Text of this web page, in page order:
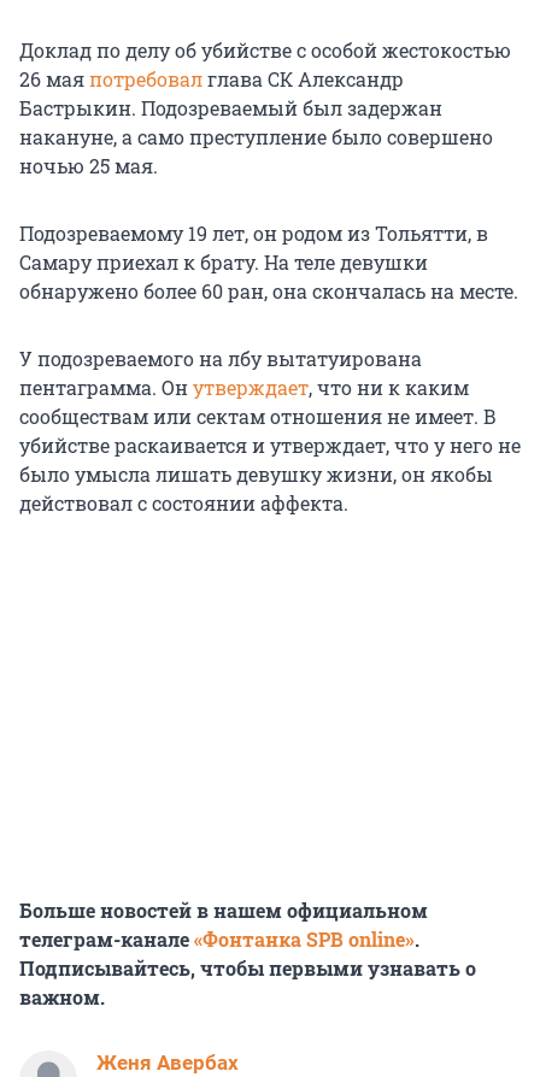
Доклад по делу об убийстве с особой жестокостью
26 маяпотребовалглава СК Александр
Бастрыкин. Подозреваемый был задержан
накануне, а само преступление было совершено
ночью 25 мая.
Подозреваемому 19 лет, он родом из Тольятти, в
Самару приехал к брату. На теле девушки
обнаружено более 60 ран, она скончалась на месте.
У подозреваемого на лбу вытатуирована
пентаграмма. Онутверждает, что ни к каким
сообществам или сектам отношения не имеет. В
убийстве раскаивается и утверждает, что у него не
было умысла лишать девушку жизни, он якобы
действовал с состоянии аффекта.
Больше новостей в нашем официальном
телеграм-канале«Фонтанка SPB online».
Подписывайтесь, чтобы первыми узнавать о
важном.
Женя Авербах